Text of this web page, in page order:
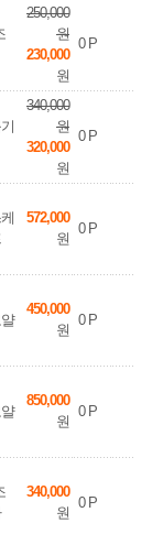
250,000
원
230,000
원
0P
340,000
원
320,000
원
0P
572,000
원
0P
450,000
원
0P
850,000
원
0P
340,000
원
0P